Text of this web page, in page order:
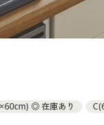
◎ 在庫あり